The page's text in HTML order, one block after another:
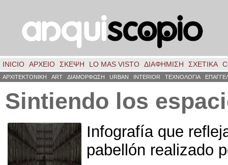
INICIO ΑΡΧΕΙΟ ΣΚΈΨΗ LO MAS VISTO ΔΙΑΦΗΜΙΣΗ ΣΧΕΤΙΚΑ
ΑΡΧΙΤΕΚΤΟΝΙΚΗ ART ΔΙΑΜΟΡΦΩΣΗ URBAN INTERIOR ΤΕΧΝΟΛΟΓΙΑ
Sintiendo los
Infografía que
pabellón realizado